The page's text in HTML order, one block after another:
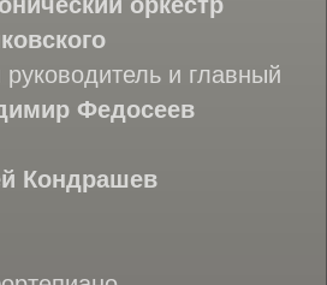
и главный
Федосеев
Кондрашев